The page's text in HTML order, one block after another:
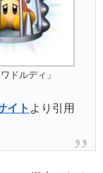
ドルディ」
イト より引用